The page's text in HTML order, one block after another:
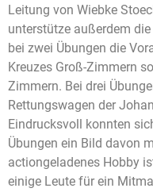
Leitung von Wiebke
unterstütze außerdem
bei zwei Übungen die
Kreuzes Groß-Zimmern
Zimmern. Bei drei
Rettungswagen der
Eindrucksvoll konnten
Übungen ein Bild davon
actiongeladenes Hobby
einige Leute für ein